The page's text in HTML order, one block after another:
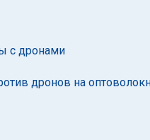
с дронами
дронов на